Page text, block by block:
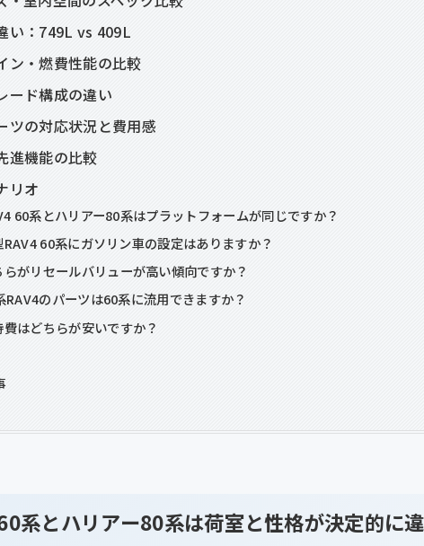
い：749L vs 409L
ン・燃費性能の比較
ード構成の違い
ツの対応状況と費用感
進機能の比較
リオ
60系とハリアー80系はプラットフォームが同じですか？
RAV4 60系にガソリン車の設定はありますか？
らがリセールバリューが高い傾向ですか？
RAV4のパーツは60系に流用できますか？
費はどちらが安いですか？
系とハリアー80系は荷室と性格が決定的に